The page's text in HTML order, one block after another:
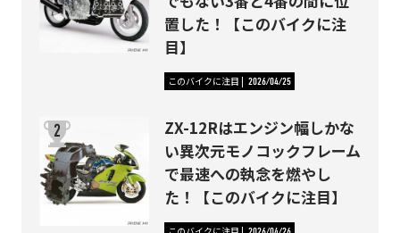
置した！【このバイクに注
目】
このバイクに注目 2026/04/25
ZX-12Rはエンジン幅しかな
い異次元モノコックフレーム
で最速への執念を燃やし
た！【このバイクに注目】